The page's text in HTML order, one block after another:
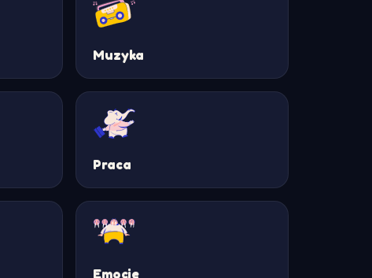
Muzyka
Praca
Emocje